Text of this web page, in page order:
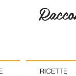
RICETTE